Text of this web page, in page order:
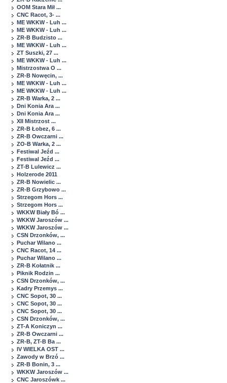
OOM Stara Mił ...
CNC Racot, 3- ...
ME WKKW - Luh ...
ME WKKW - Luh ...
ZR-B Budzisto ...
ME WKKW - Luh ...
ZT Suszki, 27 ...
ME WKKW - Luh ...
Mistrzostwa O ...
ZR-B Nowęcin, ...
ME WKKW - Luh ...
ME WKKW - Luh ...
ZR-B Warka, 2 ...
Dni Konia Ara ...
Dni Konia Ara ...
XII Mistrzost ...
ZR-B Łobez, 6 ...
ZR-B Owczarni ...
ZO-B Warka, 2 ...
Festiwal Jeźd ...
Festiwal Jeźd ...
ZT-B Lulewicz ...
Holzerode 2011
ZR-B Nowielic ...
ZR-B Grzybowo ...
Strzegom Hors ...
Strzegom Hors ...
WKKW Biały Bó ...
WKKW Jaroszów ...
WKKW Jaroszów ...
CSN Drzonków, ...
Puchar Wilano ...
CNC Racot, 14 ...
Puchar Wilano ...
ZR-B Kołatnik ...
Piknik Rodzin ...
CSN Drzonków, ...
Kadry Przemys ...
CNC Sopot, 30 ...
CNC Sopot, 30 ...
CNC Sopot, 30 ...
CSN Drzonków, ...
ZT-A Koniczyn ...
ZR-B Owczarni ...
ZR-B, ZT-B Ba ...
IV WIELKA OST ...
Zawody w Brzó ...
ZR-B Bonin, 3 ...
WKKW Jaroszów ...
CNC Jaroszówk ...